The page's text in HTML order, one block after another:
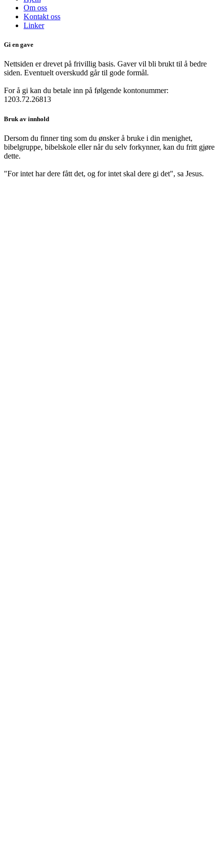
Om oss
Kontakt oss
Linker
Gi en gave
Nettsiden er drevet på frivillig basis. Gaver vil bli brukt til å bedre
siden. Eventuelt overskudd går til gode formål.
For å gi kan du betale inn på følgende kontonummer:
1203.72.26813
Bruk av innhold
Dersom du finner ting som du ønsker å bruke i din menighet,
bibelgruppe, bibelskole eller når du selv forkynner, kan du fritt gjøre
dette.
"For intet har dere fått det, og for intet skal dere gi det", sa Jesus.